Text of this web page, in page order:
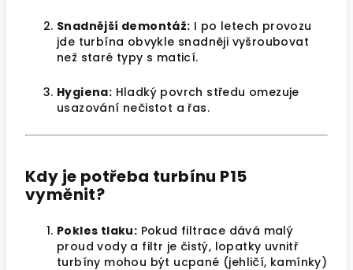
Snadnější demontáž: I po letech provozu
jde turbína obvykle snadněji vyšroubovat
než staré typy s maticí.
Hygiena: Hladký povrch středu omezuje
usazování nečistot a řas.
Kdy je potřeba turbínu P15
vyměnit?
Pokles tlaku: Pokud filtrace dává malý
proud vody a filtr je čistý, lopatky uvnitř
turbíny mohou být ucpané (jehličí, kamínky)